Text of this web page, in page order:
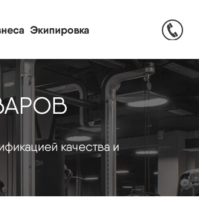
Экипировка
качества и